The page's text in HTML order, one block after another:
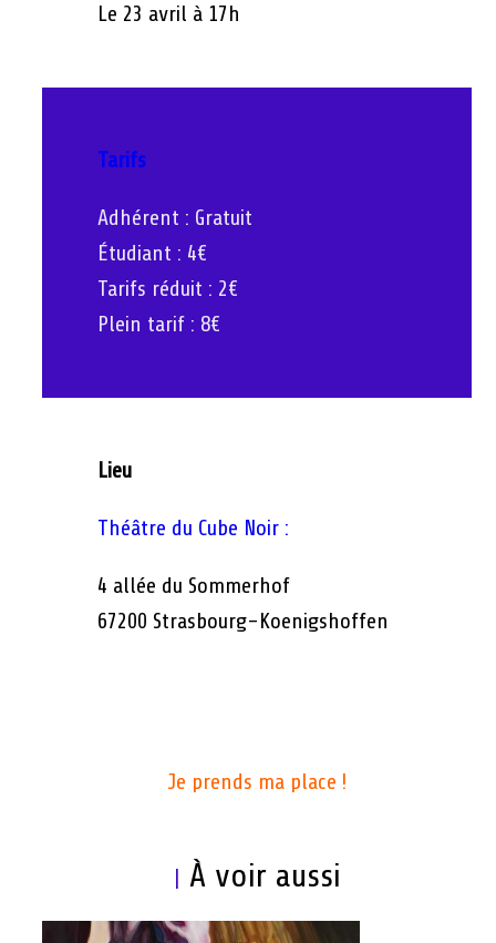
Le 23 avril à 17h
Tarifs
Adhérent : Gratuit
Étudiant : 4€
Tarifs réduit : 2€
Plein tarif : 8€
Lieu
Théâtre du Cube Noir :
4 allée du Sommerhof
67200 Strasbourg-Koenigshoffen
Je prends ma place !
À voir aussi